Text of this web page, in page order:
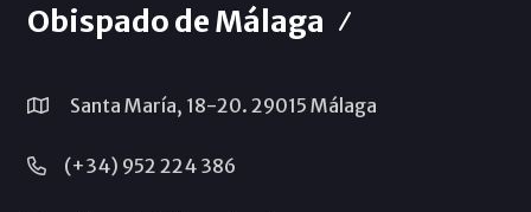
Obispado de Málaga
Santa María, 18-20. 29015 Málaga
(+34) 952 224 386